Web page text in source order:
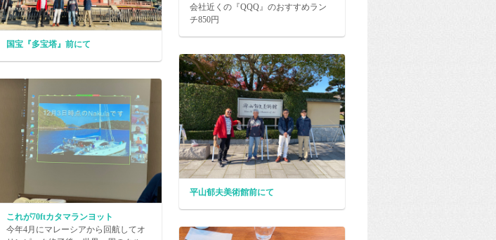
会社近くの『QQQ』のおすすめラン
チ850円
国宝『多宝塔』前にて
平山郁夫美術館前にて
これが70ftカタマランヨット
今年4月にマレーシアから回航してオ